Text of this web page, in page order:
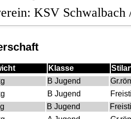
KSV Schwalbach
Klasse
B Jugend
B Jugend
B Jugend